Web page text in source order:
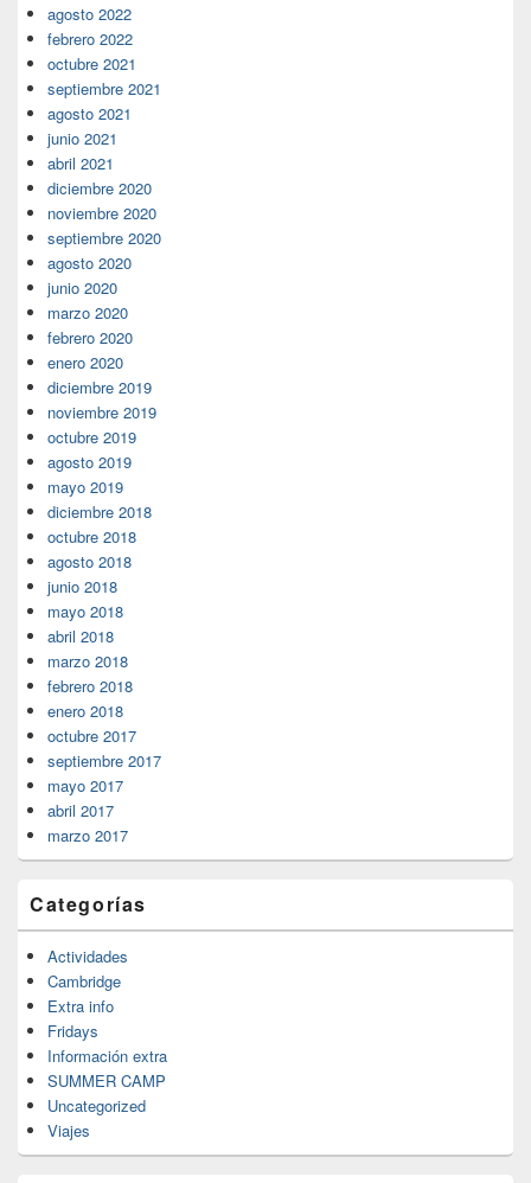
agosto 2022
febrero 2022
octubre 2021
septiembre 2021
agosto 2021
junio 2021
abril 2021
diciembre 2020
noviembre 2020
septiembre 2020
agosto 2020
junio 2020
marzo 2020
febrero 2020
enero 2020
diciembre 2019
noviembre 2019
octubre 2019
agosto 2019
mayo 2019
diciembre 2018
octubre 2018
agosto 2018
junio 2018
mayo 2018
abril 2018
marzo 2018
febrero 2018
enero 2018
octubre 2017
septiembre 2017
mayo 2017
abril 2017
marzo 2017
Categorías
Actividades
Cambridge
Extra info
Fridays
Información extra
SUMMER CAMP
Uncategorized
Viajes